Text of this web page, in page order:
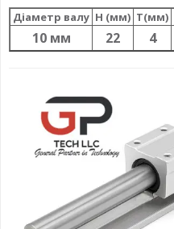
Діаметр валу H (мм) T(мм)
10 мм 22 4